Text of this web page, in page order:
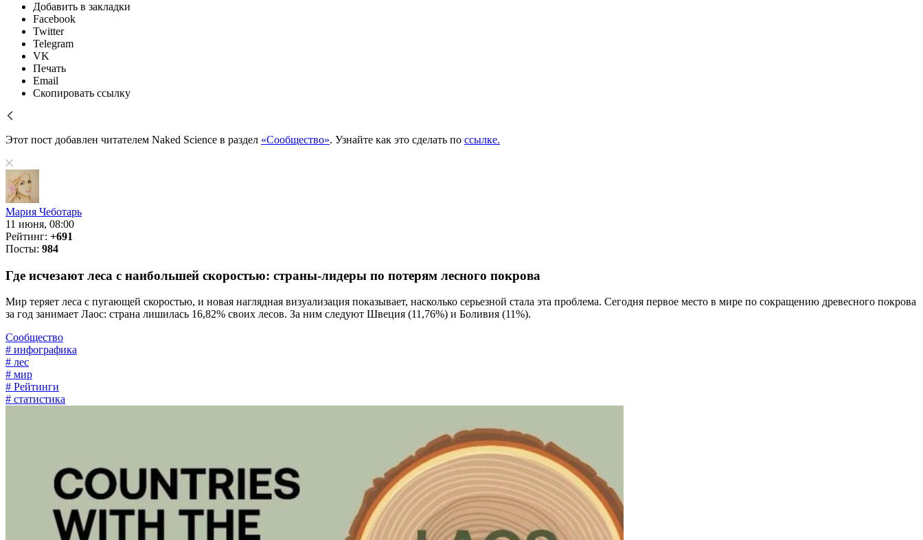
Добавить в закладки
Facebook
Twitter
Telegram
VK
Печать
Email
Скопировать ссылку
Этот пост добавлен читателем Naked Science в раздел «Сообщество». Узнайте как это сделать по ссылке.
Мария Чеботарь
11 июня, 08:00
Рейтинг: +691
Посты: 984
Где исчезают леса с наибольшей скоростью: страны-лидеры по потерям лесного покрова
Мир теряет леса с пугающей скоростью, и новая наглядная визуализация показывает, насколько серьезной стала эта проблема. Сегодня первое место в мире по сокращению древесного покрова
за год занимает Лаос: страна лишилась 16,82% своих лесов. За ним следуют Швеция (11,76%) и Боливия (11%).
Сообщество
# инфографика
# лес
# мир
# Рейтинги
# статистика